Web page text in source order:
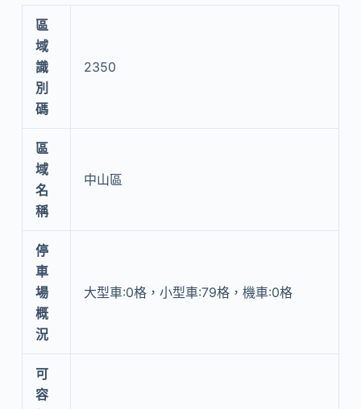
區
域
識
別
碼
2350
區
域
名
稱
中山區
停
車
場
概
況
大型車:0格，小型車:79格，機車:0格
可
容